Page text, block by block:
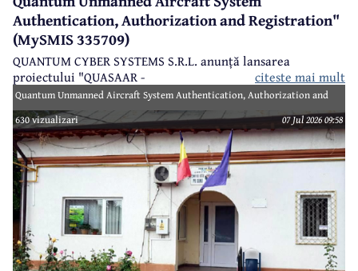
Authentication, Authorization and Registration"
(MySMIS 335709)
QUANTUM CYBER SYSTEMS S.R.L. anunță lansarea
proiectului "QUASAAR -
Quantum Unmanned Aircraft System Authentication, Authorization and
Registration" (MySMIS 335709), finanțat prin Programul Creștere
Inteligentă, Digitalizare și Instrumente Financiare 2021-2027 (PoCIDIF) din
Fondul European de Dezvoltare Regională (FEDR).
citeste mai mult
630 vizualizari 07 Jul 2026 09:58